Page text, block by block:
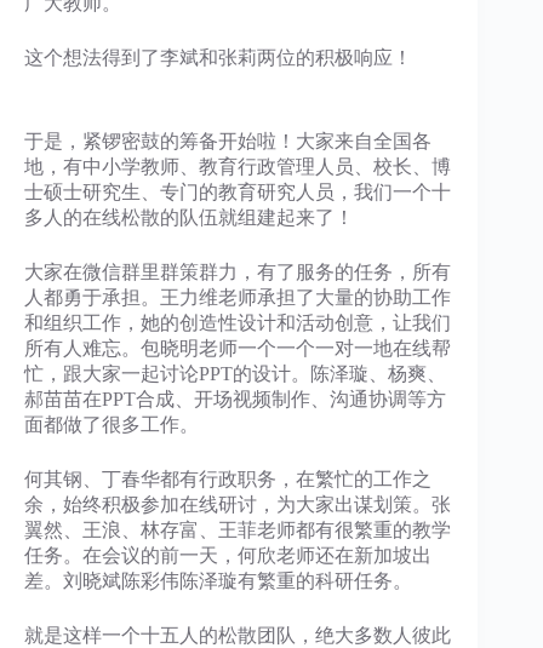
这个想法得到了李斌和张莉两位的积极响应！
于是，紧锣密鼓的筹备开始啦！大家来自全国各
地，有中小学教师、教育行政管理人员、校长、博
士硕士研究生、专门的教育研究人员，我们一个十
多人的在线松散的队伍就组建起来了！
大家在微信群里群策群力，有了服务的任务，所有
人都勇于承担。王力维老师承担了大量的协助工作
和组织工作，她的创造性设计和活动创意，让我们
所有人难忘。包晓明老师一个一个一对一地在线帮
忙，跟大家一起讨论PPT的设计。陈泽璇、杨爽、
郝苗苗在PPT合成、开场视频制作、沟通协调等方
面都做了很多工作。
何其钢、丁春华都有行政职务，在繁忙的工作之
余，始终积极参加在线研讨，为大家出谋划策。张
翼然、王浪、林存富、王菲老师都有很繁重的教学
任务。在会议的前一天，何欣老师还在新加坡出
差。刘晓斌陈彩伟陈泽璇有繁重的科研任务。
就是这样一个十五人的松散团队，绝大多数人彼此